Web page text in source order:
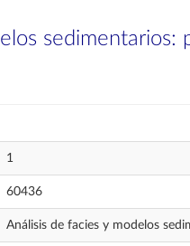
sedimentarios:
1
60436
Análisis de facies y modelos